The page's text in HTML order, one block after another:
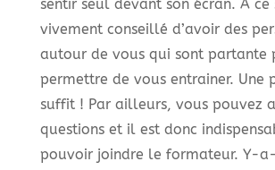
sentir seul devant son écran. A
vivement conseillé d’avoir des
autour de vous qui sont partante
permettre de vous entrainer. Une
suffit ! Par ailleurs, vous pouvez
questions et il est donc
pouvoir joindre le formateur. Y-